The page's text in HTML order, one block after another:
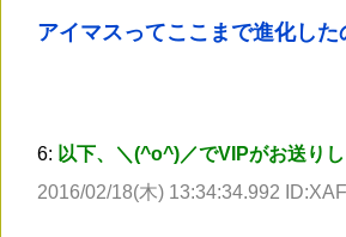
アイマスってここまで進化した
6: 以下、＼(^o^)／でVIPがお送り
2016/02/18(木) 13:34:34.992